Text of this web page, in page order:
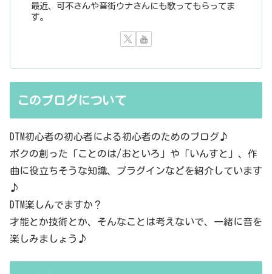
最近、可不さんや音街ウナさんにも歌ってもらってま
す。
このブログについて
DTM初心者の初心者による初心者のためのブログ♪
ボクの創った「ことのは/おといろ」や「いんすと」、作
曲に役立ちそうな知識、プラグインなどを紹介しています
♪
DTM楽しんでますか？
才能とか技術とか、そんなことは考えないで、一緒に音を
楽しみましょう♪